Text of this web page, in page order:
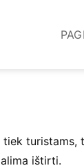
turistams,
ištirti.